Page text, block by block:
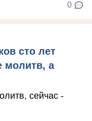
0
сто лет
молитв, а
сейчас -